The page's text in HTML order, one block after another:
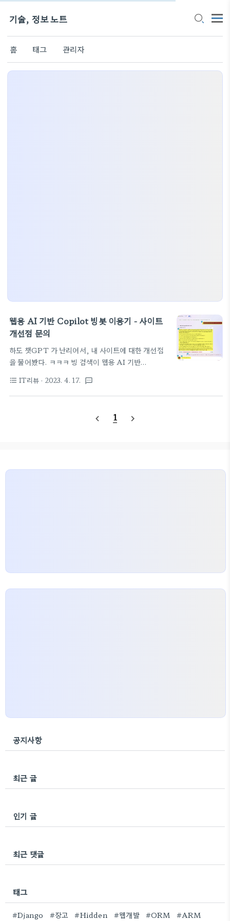
기술, 정보 노트
홈 태그 관리자
웹용 AI 기반 Copilot 빙봇 이용기 - 사이트
개선점 문의
하도 챗GPT 가 난리여서, 내 사이트에 대한 개선점
을 물어봤다. ㅋㅋㅋ 빙 검색이 웹용 AI 기반
능해 졌다. 한번 결과를 살펴보자 1. 빗자루 모양 버튼
을 누르면 새주제로 시작할 수 있다. 총 20번의 대화
세요 창에다가 질문을 하면 된다. 3. 질문을 빙봇이 이
이용기" 에 대한 대답은 웹용 AI 기반 Copilot 빙봇
format_list_bulleted IT리뷰 · 2023. 4. 17. textsms
navigate_before 1 navigate_next
공지사항
최근 글
인기 글
최근 댓글
태그
#Django #장고 #Hidden #웹개발 #ORM #ARM